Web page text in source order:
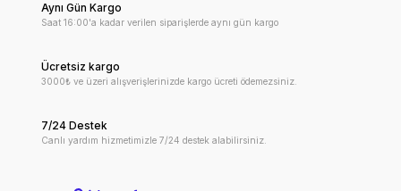
Aynı Gün Kargo
Saat 16:00'a kadar verilen siparişlerde aynı gün kargo
Ücretsiz kargo
3000₺ ve üzeri alışverişlerinizde kargo ücreti ödemezsiniz.
7/24 Destek
Canlı yardım hizmetimizle 7/24 destek alabilirsiniz.